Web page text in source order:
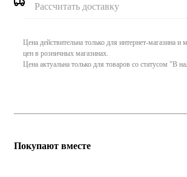
Рассчитать доставку
Цена действительна только для интернет-магазина и
цен в розничных магазинах.
Цена актуальна только для товаров со статусом "В
Покупают вместе